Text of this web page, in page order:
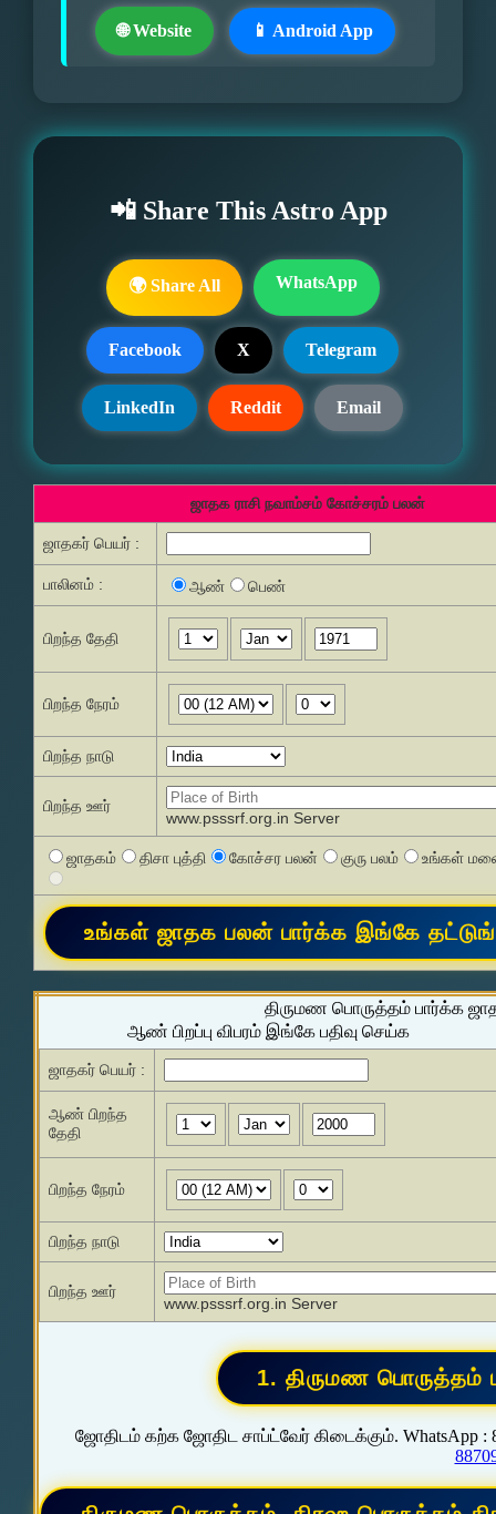
🌐 Website 📱 Android App
📲 Share This Astro App
🌍 Share All WhatsApp
Facebook X Telegram
LinkedIn Reddit Email
ஜாதக ராசி நவாம்சம் கோச்சரம் பலன்
ஜாதகர் பெயர் :
பாலினம் : ஆண் பெண்
பிறந்த தேதி
பிறந்த நேரம்
பிறந்த நாடு
பிறந்த ஊர்
www.psssrf.org.in Server
ஜாதகம் திசா புத்தி கோச்சர பலன் குரு பலம் உங்கள்
திருமண பொருத்தம் பார்க்க
ஆண் பிறப்பு விபரம் இங்கே பதிவு செய்க
ஜாதகர் பெயர் :
ஆண் பிறந்த
தேதி
பிறந்த நேரம்
பிறந்த நாடு
பிறந்த ஊர்
www.psssrf.org.in Server
ஜோதிடம் கற்க ஜோதிட சாப்ட்வேர் கிடைக்கும். WhatsApp :